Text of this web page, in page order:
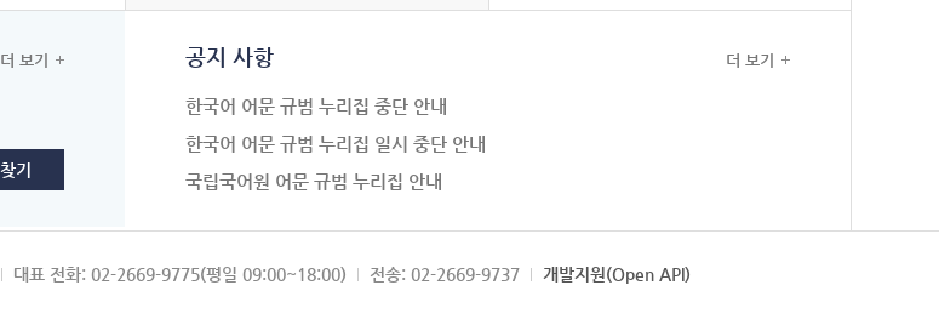
더 보기 공지 사항
한국어 어문 규범 누리집 중단 안내
한국어 어문 규범 누리집 일시 중단 안내
국립국어원 어문 규범 누리집 안내
더 보기
대표 전화: 02-2669-9775(평일 09:00~18:00) 전송: 02-2669-9737 개발지원(Open API)